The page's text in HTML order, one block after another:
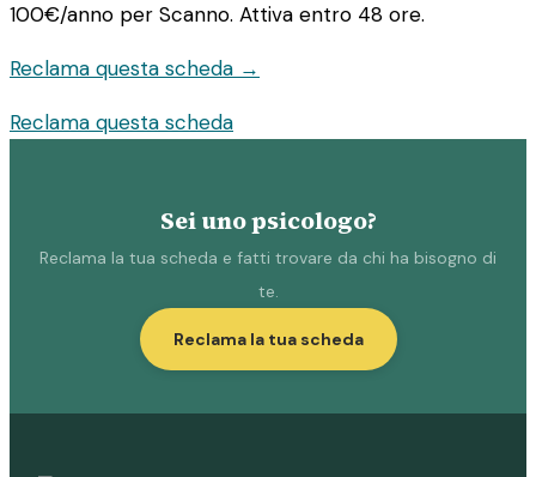
100€/anno per Scanno. Attiva entro 48 ore.
Reclama questa scheda →
Reclama questa scheda
Sei uno psicologo?
Reclama la tua scheda e fatti trovare da chi ha bisogno di
te.
Reclama la tua scheda